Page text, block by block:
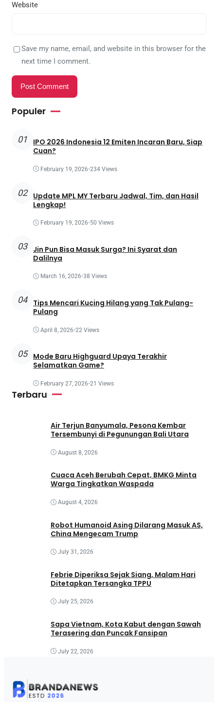
Website
Save my name, email, and website in this browser for the
next time I comment.
Populer
01
IPO 2026 Indonesia 12 Emiten Incaran Baru, Siap
Cuan?
February 19, 2026•234 Views
02
Update MPL MY Terbaru Jadwal, Tim, dan Hasil
Lengkap!
February 19, 2026•50 Views
03
Jin Pun Bisa Masuk Surga? Ini Syarat dan
Dalilnya
March 16, 2026•38 Views
04
Tips Mencari Kucing Hilang yang Tak Pulang-
Pulang
April 8, 2026•22 Views
05
Mode Baru Highguard Upaya Terakhir
Selamatkan Game?
February 27, 2026•21 Views
Terbaru
Air Terjun Banyumala, Pesona Kembar
Tersembunyi di Pegunungan Bali Utara
August 8, 2026
Cuaca Aceh Berubah Cepat, BMKG Minta
Warga Tingkatkan Waspada
August 4, 2026
Robot Humanoid Asing Dilarang Masuk AS,
China Mengecam Trump
July 31, 2026
Febrie Diperiksa Sejak Siang, Malam Hari
Ditetapkan Tersangka TPPU
July 25, 2026
Sapa Vietnam, Kota Kabut dengan Sawah
Terasering dan Puncak Fansipan
July 22, 2026